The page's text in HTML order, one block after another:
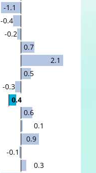
-1.1
-0.4
-0.2
0.7
2.1
0.5
-0.3
0.4
0.6
0.1
0.9
-0.1
0.3